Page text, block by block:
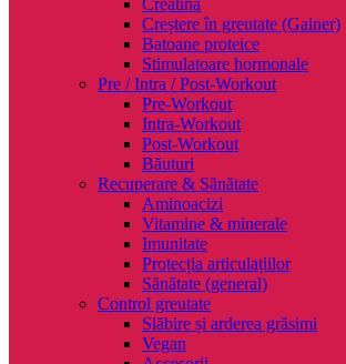
Creatină
Creștere în greutate (Gainer)
Batoane proteice
Stimulatoare hormonale
Pre / Intra / Post-Workout
Pre-Workout
Intra-Workout
Post-Workout
Băuturi
Recuperare & Sănătate
Aminoacizi
Vitamine & minerale
Imunitate
Protecția articulațiilor
Sănătate (general)
Control greutate
Slăbire și arderea grăsimi
Vegan